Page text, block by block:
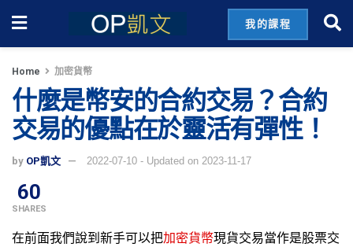
我的課程
Home 加密貨幣
什麼是幣安的合約交易？合約
交易的優點在於靈活有彈性！
by OP凱文 2022-07-10 - Updated on 2023-11-17
60
SHARES
在前面我們說到新手可以把加密貨幣現貨交易當作是股票交